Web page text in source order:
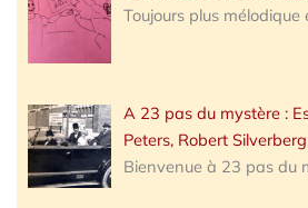
Toujours plus mélodique
A 23 pas du mystère :
Peters, Robert
Bienvenue à 23 pas du